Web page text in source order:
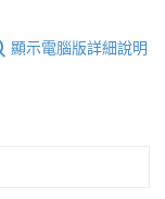
顯示電腦版詳細說明